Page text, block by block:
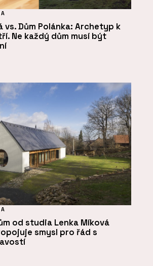
vs. Dům Polánka: Archetyp k
Ne každý dům musí být
od studia Lenka Míková
smysl pro řád s